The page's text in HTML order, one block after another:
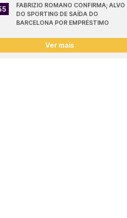
FABRIZIO ROMANO CONFIRMA; ALVO
DO SPORTING DE SAÍDA DO
BARCELONA POR EMPRÉSTIMO
Ver mais